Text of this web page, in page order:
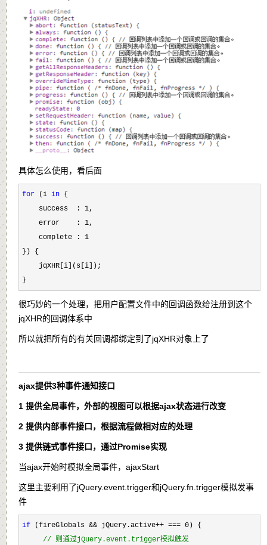
具体怎么使用，看后面
for (i in {
    success  :
1,
    error    :
1,
    complete :
1
}) {
    jqXHR[i](s[i]);
}
很巧妙的一个处理，把用户配置文件中的回调函数给注册到这个
jqXHR的回调体系中
所以就把所有的有关回调都绑定到了jqXHR对象上了
ajax提供3种事件通知接口
1 提供全局事件，外部的视图可以根据ajax状态进行改变
2 提供内部事件接口，根据流程做相对应的处理
3 提供链式事件接口，通过Promise实现
当ajax开始时模拟全局事件，ajaxStart
这里主要利用了jQuery.event.trigger和jQuery.fn.trigger模拟发事
件
if (fireGlobals && jQuery.active++ === 0 ) {
// 则通过jQuery.event.trigger模拟触发